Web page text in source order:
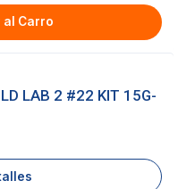
al Carro
LAB 2 #22 KIT 15G-